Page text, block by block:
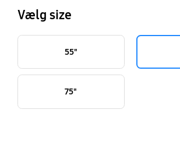
Vælg size
55"
75"